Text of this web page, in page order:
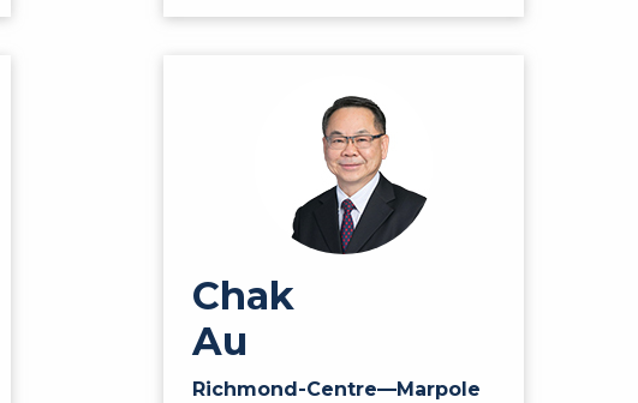
Chak
Au
Richmond-Centre—Marpole